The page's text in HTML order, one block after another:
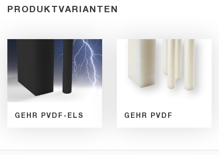
PRODUKTVARIANTEN
GEHR PVDF-ELS GEHR PVDF